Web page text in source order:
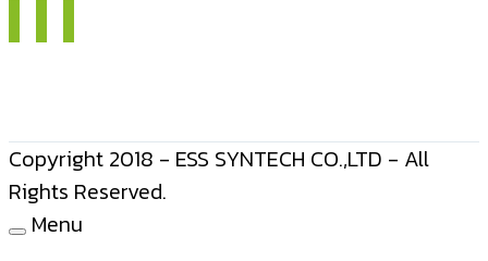
Copyright 2018 - ESS SYNTECH CO.,LTD - All
Rights Reserved.
Menu